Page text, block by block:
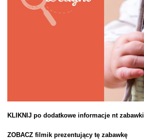
KLIKNIJ po dodatkowe informacje nt zabawki
ZOBACZ filmik prezentujący tę zabawkę